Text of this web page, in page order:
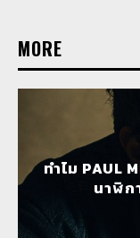
MORE
ทำไม PAUL
นาฬิก